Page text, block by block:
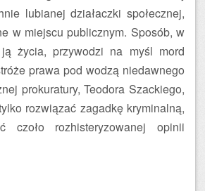
lubianej działaczki społecznej,
w miejscu publicznym. Sposób, w
życia, przywodzi na myśl mord
prawa pod wodzą niedawnego
prokuratury, Teodora Szackiego,
rozwiązać zagadkę kryminalną,
czoło rozhisteryzowanej opinii